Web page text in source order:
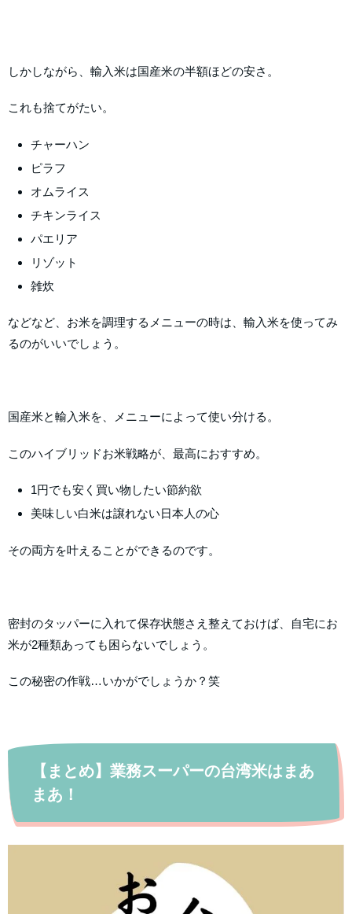
しかしながら、輸入米は国産米の半額ほどの安さ。
これも捨てがたい。
チャーハン
ピラフ
オムライス
チキンライス
パエリア
リゾット
雑炊
などなど、お米を調理するメニューの時は、輸入米を使ってみ
るのがいいでしょう。
国産米と輸入米を、メニューによって使い分ける。
このハイブリッドお米戦略が、最高におすすめ。
1円でも安く買い物したい節約欲
美味しい白米は譲れない日本人の心
その両方を叶えることができるのです。
密封のタッパーに入れて保存状態さえ整えておけば、自宅にお
米が2種類あっても困らないでしょう。
この秘密の作戦…いかがでしょうか？笑
【まとめ】業務スーパーの台湾米はまあ
まあ！